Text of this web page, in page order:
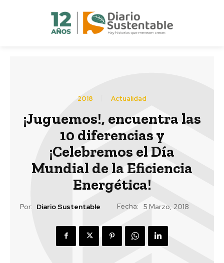
2018 Actualidad
¡Juguemos!, encuentra las
10 diferencias y
¡Celebremos el Día
Mundial de la Eficiencia
Energética!
Por: Diario Sustentable Fecha: 5 Marzo, 2018